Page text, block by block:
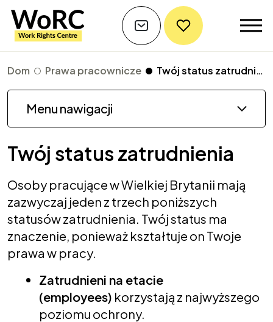
Dom Prawa pracownicze Twój status zatrudnienia
Menu nawigacji
Twój status zatrudnienia
Osoby pracujące w Wielkiej Brytanii mają
zazwyczaj jeden z trzech poniższych
statusów zatrudnienia. Twój status ma
znaczenie, ponieważ kształtuje on Twoje
prawa w pracy.
Zatrudnieni na etacie
(employees) korzystają z najwyższego
poziomu ochrony.